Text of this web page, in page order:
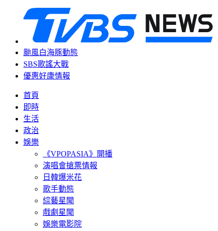
颱風白海豚動態
SBS歌謠大戰
優惠好康情報
首頁
即時
生活
政治
娛樂
《VPOPASIA》開播
演唱會搶票情報
日韓爆米花
歌手動態
綜藝星聞
戲劇星聞
娛樂電影院